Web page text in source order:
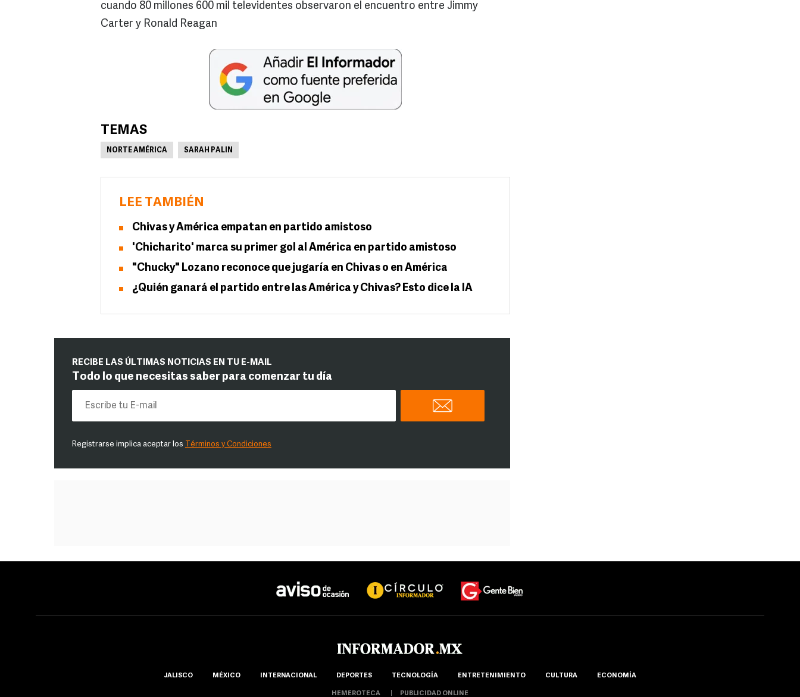
cuando 80 millones 600 mil televidentes observaron el encuentro entre Jimmy
Carter y Ronald Reagan
TEMAS
NORTE AMÉRICA SARAH PALIN
LEE TAMBIÉN
Chivas y América empatan en partido amistoso
'Chicharito' marca su primer gol al América en partido amistoso
"Chucky" Lozano reconoce que jugaría en Chivas o en América
¿Quién ganará el partido entre las América y Chivas? Esto dice la IA
RECIBE LAS ÚLTIMAS NOTICIAS EN TU E-MAIL
Todo lo que necesitas saber para comenzar tu día
Registrarse implica aceptar los Términos y Condiciones
JALISCO MÉXICO INTERNACIONAL DEPORTES TECNOLOGÍA ENTRETENIMIENTO CULTURA ECONOMÍA
HEMEROTECA PUBLICIDAD ONLINE